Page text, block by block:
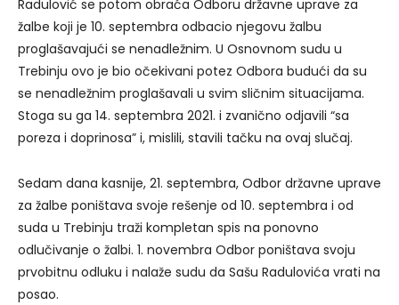
Radulović se potom obraća Odboru državne uprave za
žalbe koji je 10. septembra odbacio njegovu žalbu
proglašavajući se nenadležnim. U Osnovnom sudu u
Trebinju ovo je bio očekivani potez Odbora budući da su
se nenadležnim proglašavali u svim sličnim situacijama.
Stoga su ga 14. septembra 2021. i zvanično odjavili “sa
poreza i doprinosa” i, mislili, stavili tačku na ovaj slučaj.
Sedam dana kasnije, 21. septembra, Odbor državne uprave
za žalbe poništava svoje rešenje od 10. septembra i od
suda u Trebinju traži kompletan spis na ponovno
odlučivanje o žalbi. 1. novembra Odbor poništava svoju
prvobitnu odluku i nalaže sudu da Sašu Radulovića vrati na
posao.